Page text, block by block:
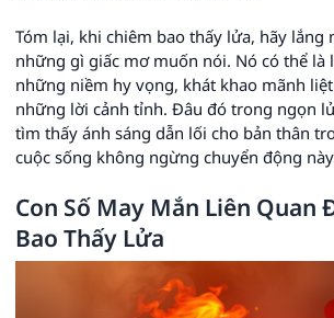
Tóm lại, khi chiêm bao thấy lửa, hãy lắng
những gì giấc mơ muốn nói. Nó có thể là
những niềm hy vọng, khát khao mãnh
những lời cảnh tỉnh. Đâu đó trong ngọn
tìm thấy ánh sáng dẫn lối cho bản thân
cuộc sống không ngừng chuyển động
Con Số May Mắn Liên Quan
Bao Thấy Lửa